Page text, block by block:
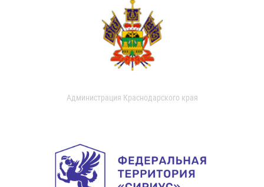
Администрация Краснодарского края